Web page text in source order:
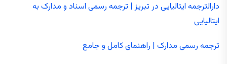
دارالترجمه ایتالیایی در تبریز | ترجمه رسمی اسناد و مدارک به
ایتالیایی
ترجمه رسمی مدارک | راهنمای کامل و جامع